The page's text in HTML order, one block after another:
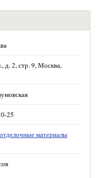
д. 2, стр. 9, Москва,
25
материалы